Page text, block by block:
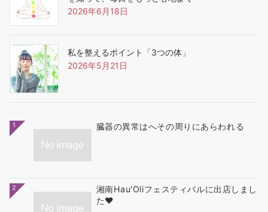
2026年6月18日
私を整えるポイント「3つの体」
2026年5月21日
1 臓器の異常はへその周りにあらわれる
2
湘南Hau'Oliフェスティバルに出店しまし
た❤